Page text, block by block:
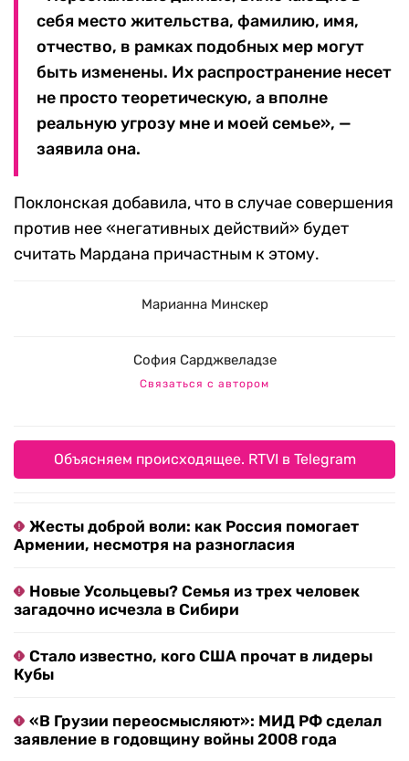
себя место жительства, фамилию, имя,
отчество, в рамках подобных мер могут
быть изменены. Их распространение несет
не просто теоретическую, а вполне
реальную угрозу мне и моей семье», —
заявила она.
Поклонская добавила, что в случае совершения
против нее «негативных действий» будет
считать Мардана причастным к этому.
Марианна Минскер
София Сарджвеладзе
Связаться с автором
Объясняем происходящее. RTVI в Telegram
Жесты доброй воли: как Россия помогает
Армении, несмотря на разногласия
Новые Усольцевы? Семья из трех человек
загадочно исчезла в Сибири
Стало известно, кого США прочат в лидеры
Кубы
«В Грузии переосмысляют»: МИД РФ сделал
заявление в годовщину войны 2008 года